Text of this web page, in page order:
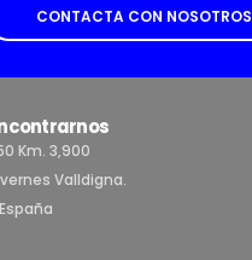
CONTACTA CON NOSOTROS
Km. 3,900
Valldigna.